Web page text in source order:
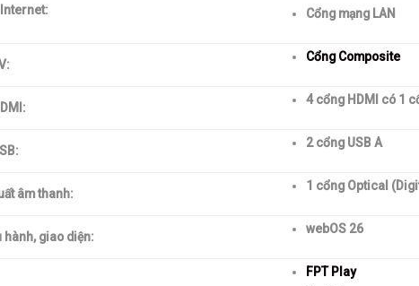
Cổng mạng LAN
Cổng Composite
4 cổng HDMI có 1
2 cổng USB A
âm thanh:
1 cổng Optical
hành, giao diện:
webOS 26
FPT Play